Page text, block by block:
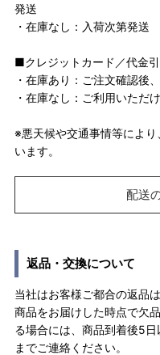
発送
・在庫なし：入荷次第発送
■クレジットカード／代金
・在庫あり：ご注文確認後
・在庫なし：ご利用いただ
※悪天候や交通事情等によ
います。
配送
返品・交換について
当社はお客様ご都合の返品
商品をお届けした時点で欠
る場合には、商品到着後5
までご連絡ください。